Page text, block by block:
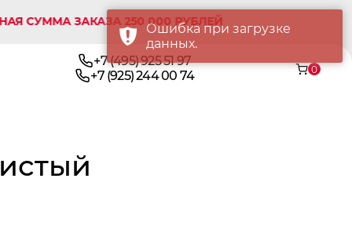
ЗАКАЗА 250 000 РУБЛЕЙ
+7 (495) 925 51 97
+7 (925) 244 00 74
0
Ошибка при загрузке
данных.